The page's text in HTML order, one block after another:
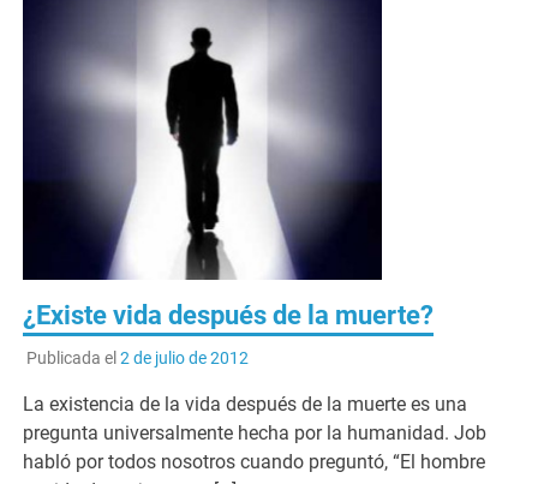
¿Existe vida después de la muerte?
Publicada el 2 de julio de 2012
La existencia de la vida después de la muerte es una
pregunta universalmente hecha por la humanidad. Job
habló por todos nosotros cuando preguntó, “El hombre